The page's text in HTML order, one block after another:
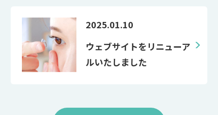
2025.01.10
ウェブサイトをリニューア
ルいたしました